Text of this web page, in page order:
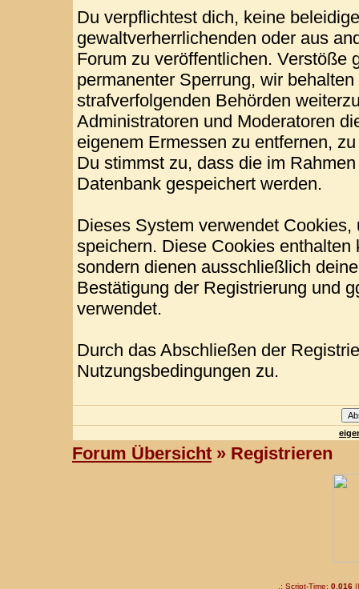
Du verpflichtest dich, keine
gewaltverherrlichenden oder aus
Forum zu veröffentlichen. Verstöße
permanenter Sperrung, wir
strafverfolgenden Behörden
Administratoren und Moderatoren
eigenem Ermessen zu entfernen,
Du stimmst zu, dass die im
Datenbank gespeichert werden.
Dieses System verwendet
speichern. Diese Cookies
sondern dienen ausschließlich
Bestätigung der Registrierung und
verwendet.
Durch das Abschließen der
Nutzungsbedingungen zu.
Forum Übersicht » Registrieren
.: Script-Time: 0,016||